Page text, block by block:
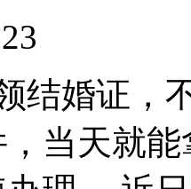
结婚证，
，当天就